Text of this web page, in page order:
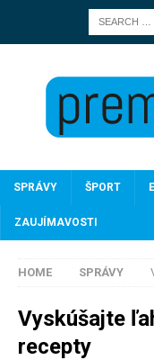
SPRÁVY ŠPORT
ZAUJÍMAVOSTI
HOME SPRÁVY
Vyskúšajte
recepty